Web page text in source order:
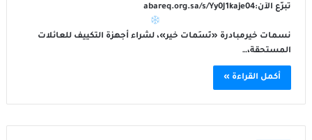
تبرّع الآن:abareq.org.sa/s/Yy0J1kaje04
نسمات خيرمبادرة «نَسَمات خير»، لشراء أجهزة التكييف للعائلات
المستحقة،…
أكمل القراءة »